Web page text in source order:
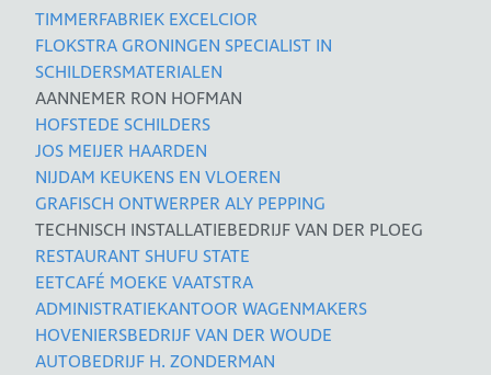
TIMMERFABRIEK EXCELCIOR
FLOKSTRA GRONINGEN SPECIALIST IN
SCHILDERSMATERIALEN
AANNEMER RON HOFMAN
HOFSTEDE SCHILDERS
JOS MEIJER HAARDEN
NIJDAM KEUKENS EN VLOEREN
GRAFISCH ONTWERPER ALY PEPPING
TECHNISCH INSTALLATIEBEDRIJF VAN DER PLOEG
RESTAURANT SHUFU STATE
EETCAFÉ MOEKE VAATSTRA
ADMINISTRATIEKANTOOR WAGENMAKERS
HOVENIERSBEDRIJF VAN DER WOUDE
AUTOBEDRIJF H. ZONDERMAN